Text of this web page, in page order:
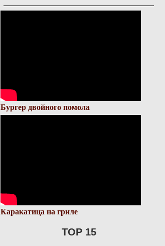
Бургер двойного помола
Каракатица на гриле
TOP 15